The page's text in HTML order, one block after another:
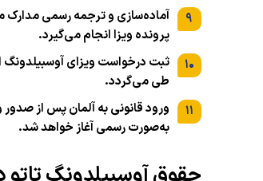
۹
آماده‌سازی و ترجمه رسمی مدارک
پرونده ویزا انجام می‌گیرد.
۱۰
ثبت درخواست ویزای آوسبیلدونگ
طی می‌گردد.
۱۱
ورود قانونی به آلمان پس از صدور
به‌صورت رسمی آغاز خواهد شد.